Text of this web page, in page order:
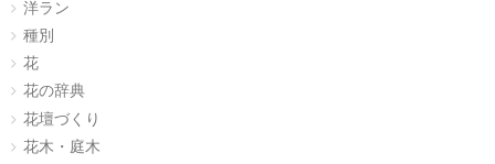
洋ラン
種別
花
花の辞典
花壇づくり
花木・庭木